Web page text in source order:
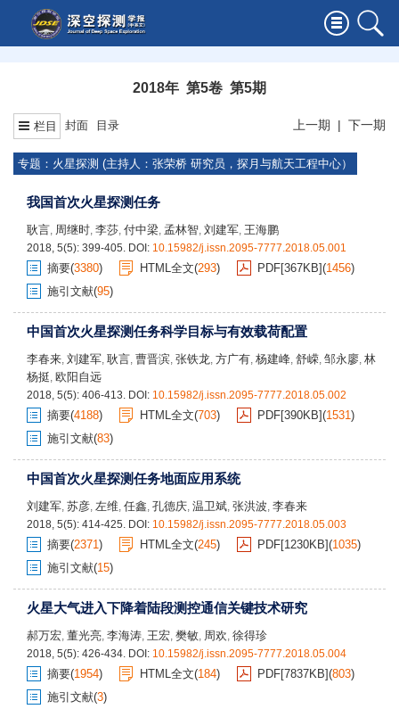
2018年 第5卷 第5期
栏目 封面 目录 上一期 | 下一期
专题：火星探测 (主持人：张荣桥 研究员，探月与航天工程中心）
我国首次火星探测任务
耿言, 周继时, 李莎, 付中梁, 孟林智, 刘建军, 王海鹏
2018, 5(5): 399-405. DOI: 10.15982/j.issn.2095-7777.2018.05.001
摘要(3380) HTML全文(293) PDF[367KB](1456)
施引文献(95)
中国首次火星探测任务科学目标与有效载荷配置
李春来, 刘建军, 耿言, 曹晋滨, 张铁龙, 方广有, 杨建峰, 舒嵘, 邹永廖, 林
杨挺, 欧阳自远
2018, 5(5): 406-413. DOI: 10.15982/j.issn.2095-7777.2018.05.002
摘要(4188) HTML全文(703) PDF[390KB](1531)
施引文献(83)
中国首次火星探测任务地面应用系统
刘建军, 苏彦, 左维, 任鑫, 孔德庆, 温卫斌, 张洪波, 李春来
2018, 5(5): 414-425. DOI: 10.15982/j.issn.2095-7777.2018.05.003
摘要(2371) HTML全文(245) PDF[1230KB](1035)
施引文献(15)
火星大气进入下降着陆段测控通信关键技术研究
郝万宏, 董光亮, 李海涛, 王宏, 樊敏, 周欢, 徐得珍
2018, 5(5): 426-434. DOI: 10.15982/j.issn.2095-7777.2018.05.004
摘要(1954) HTML全文(184) PDF[7837KB](803)
施引文献(3)